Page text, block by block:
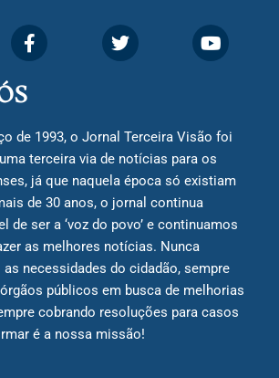
de 1993, o Jornal Terceira Visão foi
terceira via de notícias para os
já que naquela época só existiam
de 30 anos, o jornal continua
de ser a ‘voz do povo’ e continuamos
as melhores notícias. Nunca
necessidades do cidadão, sempre
públicos em busca de melhorias
cobrando resoluções para casos
é a nossa missão!